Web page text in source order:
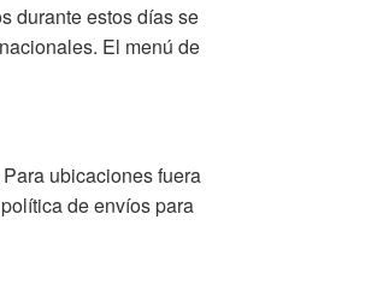
durante estos días se
El menú de
ubicaciones fuera
de envíos para